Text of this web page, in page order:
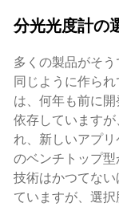
分光光度計の
多くの製品がそ
同じように作ら
は、何年も前に
依存しています
れ、新しいアプ
のベンチトップ
技術はかつてな
ていますが、選